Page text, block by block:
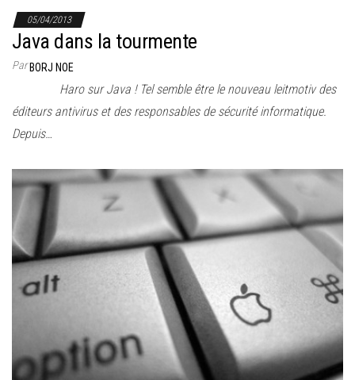
05/04/2013
Java dans la tourmente
ParBORJ NOE
Haro sur Java ! Tel semble être le nouveau leitmotiv des
éditeurs antivirus et des responsables de sécurité informatique.
Depuis…